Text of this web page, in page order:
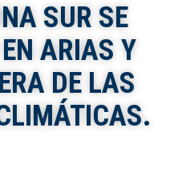
SUR SE
ARIAS Y
DE LAS